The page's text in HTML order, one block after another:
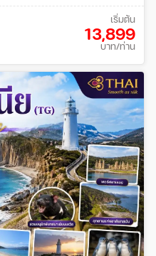
เริ่มต้น
13,899
บาท/ท่าน